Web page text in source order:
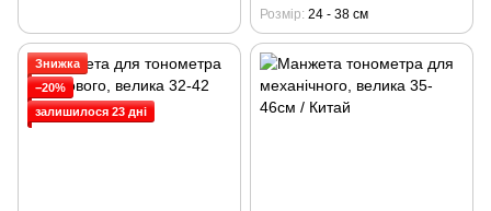
Розмір 24 - 38 см
Знижка
−20%
залишилося 23 дні